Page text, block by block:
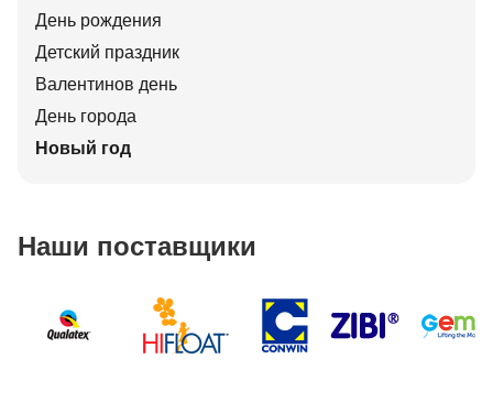
День рождения
Детский праздник
Валентинов день
День города
Новый год
Наши поставщики